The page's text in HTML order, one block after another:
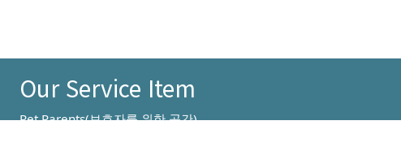
Our Service Item
Pet Parents(보호자를 위한 공간)